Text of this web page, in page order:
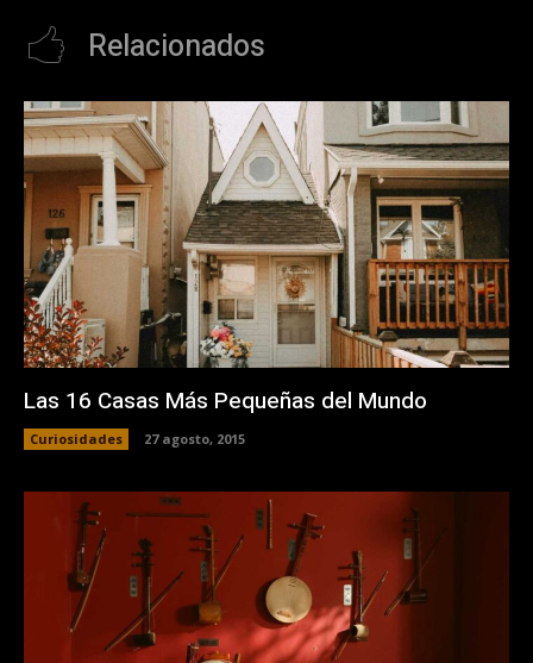
Relacionados
Las 16 Casas Más Pequeñas del Mundo
Curiosidades 27 agosto, 2015